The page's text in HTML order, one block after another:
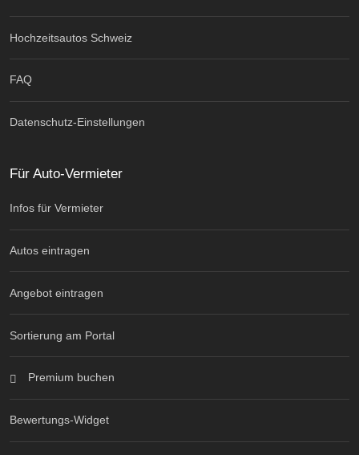
Hochzeitsautos Schweiz
FAQ
Datenschutz-Einstellungen
Für Auto-Vermieter
Infos für Vermieter
Autos eintragen
Angebot eintragen
Sortierung am Portal
Premium buchen
Bewertungs-Widget